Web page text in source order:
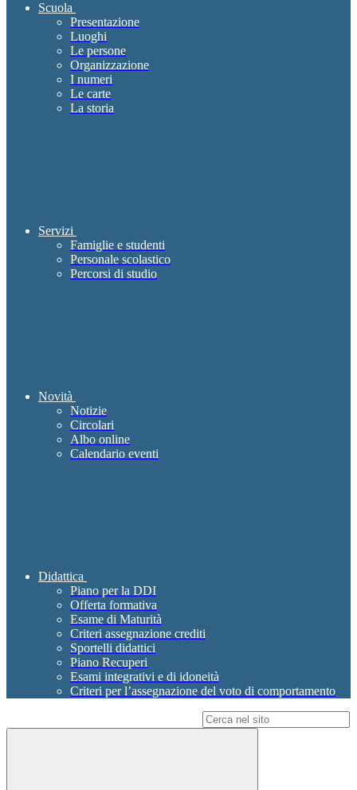
Scuola
Presentazione
Luoghi
Le persone
Organizzazione
I numeri
Le carte
La storia
Servizi
Famiglie e studenti
Personale scolastico
Percorsi di studio
Novità
Notizie
Circolari
Albo online
Calendario eventi
Didattica
Piano per la DDI
Offerta formativa
Esame di Maturità
Criteri assegnazione crediti
Sportelli didattici
Piano Recuperi
Esami integrativi e di idoneità
Criteri per l’assegnazione del voto di comportamento